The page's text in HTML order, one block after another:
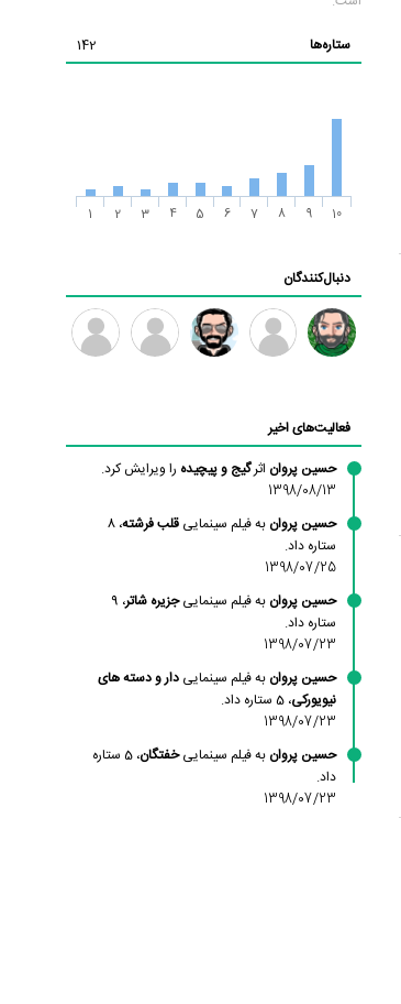
ستاره‌ها
142
1 2 3 4 5 6 7 8 9 10
دنبال‌کنندگان
براون
فعالیت‌های اخیر
حسین پروان اثرگیج و پیچیده را ویرایش کرد.
1398/08/13
حسین پروان به فیلم سینمایی قلب فرشته ، 8
ستاره داد.
1398/07/25
حسین پروان به فیلم سینماییجزیره شاتر ، 9
ستاره داد.
1398/07/23
حسین پروان به فیلم سینمایی دار و دسته های
نیویورکی، 5 ستاره داد.
1398/07/23
حسین پروان به فیلم سینماییخفتگان
، 5 ستاره
داد.
1398/07/23